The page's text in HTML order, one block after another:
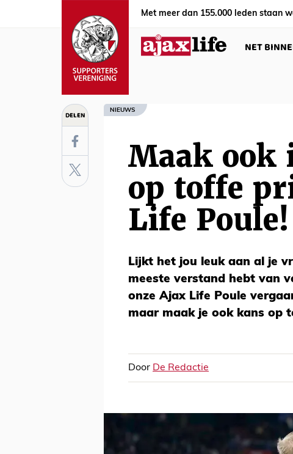
Met meer dan 155.000 leden staan
NET
DELEN NIEUWS
Maak ook
op toffe
Life Poule!
Lijkt het jou leuk aan al je
meeste verstand hebt van
onze Ajax Life Poule
maar maak je ook kans op
Door De Redactie